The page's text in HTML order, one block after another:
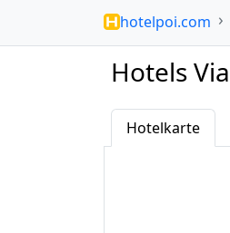
hotelpoi.com
Hotels
Hotelkarte